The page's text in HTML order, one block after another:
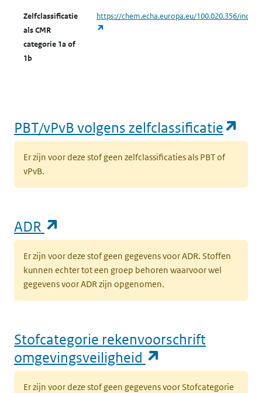
Zelfclassificatie
als CMR
categorie 1a of
1b
https://chem.echa.europa.eu/100.020.356/
PBT/vPvB volgens zelfclassificatie
Er zijn voor deze stof geen zelfclassificaties als PBT of
vPvB.
ADR
Er zijn voor deze stof geen gegevens voor ADR. Stoffen
kunnen echter tot een groep behoren waarvoor wel
gegevens voor ADR zijn opgenomen.
Stofcategorie rekenvoorschrift
omgevingsveiligheid
Er zijn voor deze stof geen gegevens voor Stofcategorie